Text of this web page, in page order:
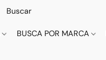
BUSCA POR MARCA